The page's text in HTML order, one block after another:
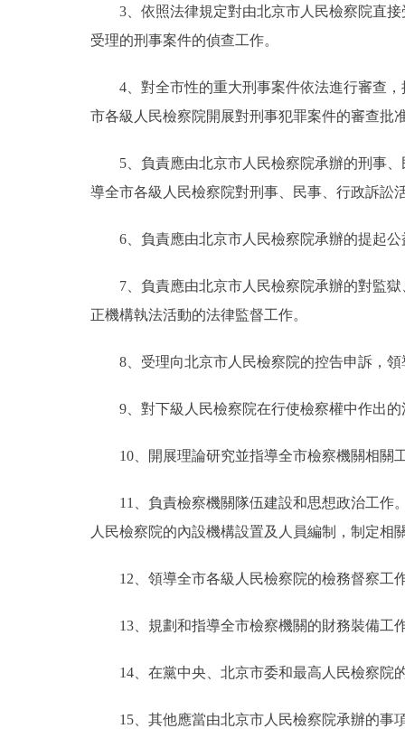
3、依照法律規定對由北京市人民檢察院直接
受理的刑事案件的偵查工作。
4、對全市性的重大刑事案件依法進行審查，
市各級人民檢察院開展對刑事犯罪案件的審查批
5、負責應由北京市人民檢察院承辦的刑事、
導全市各級人民檢察院對刑事、民事、行政訴訟
6、負責應由北京市人民檢察院承辦的提起公
7、負責應由北京市人民檢察院承辦的對監獄
正機構執法活動的法律監督工作。
8、受理向北京市人民檢察院的控告申訴，領
9、對下級人民檢察院在行使檢察權中作出的
10、開展理論研究並指導全市檢察機關相關
11、負責檢察機關隊伍建設和思想政治工作
人民檢察院的內設機構設置及人員編制，制定
12、領導全市各級人民檢察院的檢務督察工
13、規劃和指導全市檢察機關的財務裝備工
14、在黨中央、北京市委和最高人民檢察院
15、其他應當由北京市人民檢察院承辦的事